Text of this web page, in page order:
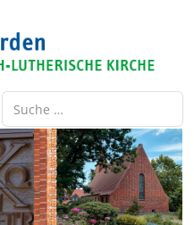
Suche ...
Type 2 or more characters for